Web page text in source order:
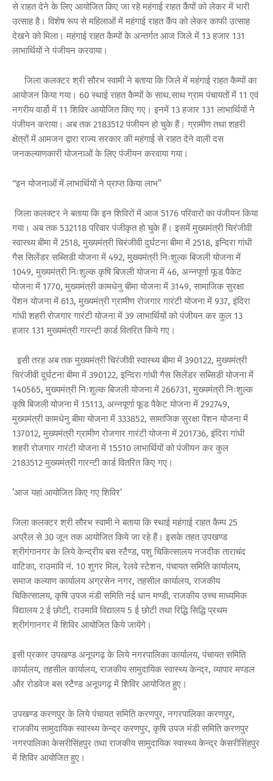
से राहत देने के लिए आयोजित किए जा रहे महंगाई राहत कैंपों को लेकर में भारी
उत्साह है। विशेष रूप से महिलाओं में महंगाई राहत कैंप को लेकर काफी उत्साह
देखने को मिला। महंगाई राहत कैम्पों के अन्तर्गत आज जिले में 13 हजार 131
लाभार्थियों ने पंजीयन करवाया।
जिला कलक्टर श्री सौरभ स्वामी ने बताया कि जिले में महंगाई राहत कैम्पों का
आयोजन किया गया। 60 स्थाई राहत कैम्पों के साथ.साथ ग्राम पंचायतों में 11 एवं
नगरीय वार्डो में 11 शिविर आयोजित किए गए। इनमें 13 हजार 131 लाभार्थियों ने
पंजीयन कराया। अब तक 2183512 पंजीयन हो चुके हैं। ग्रामीण तथा शहरी
क्षेत्रों में आमजन द्वारा राज्य सरकार की महंगाई से राहत देने वाली दस
जनकल्याणकारी योजनाओं के लिए पंजीयन करवाया गया।
‘‘इन योजनाओं में लाभार्थियों ने प्राप्त किया लाभ’’
जिला कलक्टर ने बताया कि इन शिविरों में आज 5176 परिवारों का पंजीयन किया
गया। अब तक 532118 परिवार पंजीकृत हो चुके हैं। इसमें मुख्यमंत्री चिरंजीवी
स्वास्थ्य बीमा में 2518, मुख्यमंत्री चिरंजीवी दुर्घटना बीमा में 2518, इन्दिरा गांधी
गैस सिलेंडर सब्सिडी योजना में 492, मुख्यमंत्री निःशुल्क बिजली योजना में
1049, मुख्यमंत्री निःशुल्क कृषि बिजली योजना में 46, अन्नपूर्णा फूड पैकेट
योजना में 1770, मुख्यमंत्री कामधेनु बीमा योजना में 3149, सामाजिक सुरक्षा
पेंशन योजना में 613, मुख्यमंत्री ग्रामीण रोजगार गारंटी योजना में 937, इंदिरा
गांधी शहरी रोजगार गारंटी योजना में 39 लाभार्थियों को पंजीयन कर कुल 13
हजार 131 मुख्यमंत्री गारन्टी कार्ड वितरित किये गए।
इसी तरह अब तक मुख्यमंत्री चिरंजीवी स्वास्थ्य बीमा में 390122, मुख्यमंत्री
चिरंजीवी दुर्घटना बीमा में 390122, इन्दिरा गांधी गैस सिलेंडर सब्सिडी योजना में
140565, मुख्यमंत्री निःशुल्क बिजली योजना में 266731, मुख्यमंत्री निःशुल्क
कृषि बिजली योजना में 15113, अन्नपूर्णा फूड पैकेट योजना में 292749,
मुख्यमंत्री कामधेनु बीमा योजना में 333852, सामाजिक सुरक्षा पेंशन योजना में
137012, मुख्यमंत्री ग्रामीण रोजगार गारंटी योजना में 201736, इंदिरा गांधी
शहरी रोजगार गारंटी योजना में 15510 लाभार्थियों को पंजीयन कर कुल
2183512 मुख्यमंत्री गारन्टी कार्ड वितरित किए गए।
’आज यहां आयोजित किए गए शिविर’
जिला कलक्टर श्री सौरभ स्वामी ने बताया कि स्थाई महंगाई राहत कैम्प 25
अप्रैल से 30 जून तक आयोजित किये जा रहे हैं। इसके तहत उपखण्ड
श्रीगंगानगर के लिये केन्द्रीय बस स्टैण्ड, पशु चिकित्सालय नजदीक ताराचंद
वाटिका, राउमावि नं. 10 शुगर मिल, रेलवे स्टेशन, पंचायत समिति कार्यालय,
समाज कल्याण कार्यालय अग्रसेन नगर, तहसील कार्यालय, राजकीय
चिकित्सालय, कृषि उपज मंडी समिति नई धान मण्डी, राजकीय उच्च माध्यमिक
विद्यालय 2 ई छोटी, राउमावि विद्यालय 5 ई छोटी तथा रिद्धि सिद्धि प्रथम
श्रीगंगानगर में शिविर आयोजित किये जायेंगे।
इसी प्रकार उपखण्ड अनूपगढ़ के लिये नगरपालिका कार्यालय, पंचायत समिति
कार्यालय, तहसील कार्यालय, राजकीय सामुदायिक स्वास्थ्य केन्द्र, व्यापार मण्डल
और रोडवेज बस स्टैण्ड अनूपगढ़ में शिविर आयोजित हुए।
उपखण्ड करणपुर के लिये पंचायत समिति करणपुर, नगरपालिका करणपुर,
राजकीय सामुदायिक स्वास्थ्य केन्द्र करणपुर, कृषि उपज मंडी समिति करणपुर
नगरपालिका केसरीसिंहपुर तथा राजकीय सामुदायिक स्वास्थ्य केन्द्र केसरीसिंहपुर
में शिविर आयोजित हुए।